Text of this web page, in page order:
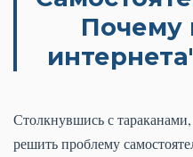
Почему
Столкнувшись с
решить проблему